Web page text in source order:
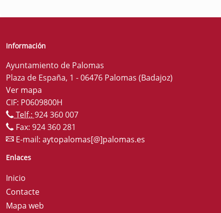
Información
Ayuntamiento de Palomas
Plaza de España, 1 - 06476 Palomas (Badajoz)
Ver mapa
CIF: P0609800H
Telf.: 924 360 007
Fax: 924 360 281
E-mail: aytopalomas[@]palomas.es
Enlaces
Inicio
Contacte
Mapa web